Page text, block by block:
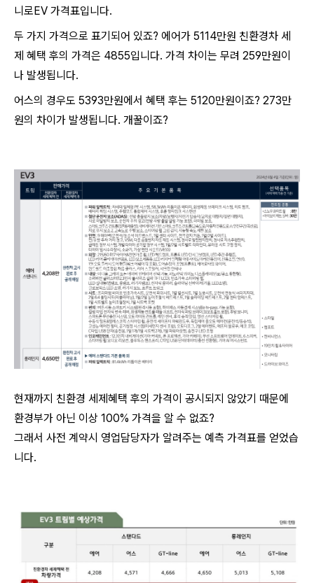
니로EV 가격표입니다.
두 가지 가격으로 표기되어 있죠? 에어가 5114만원 친환경차 세
제 혜택 후의 가격은 4855입니다. 가격 차이는 무려 259만원이
나 발생됩니다.
어스의 경우도 5393만원에서 혜택 후는 5120만원이죠? 273만
원의 차이가 발생됩니다. 개꿀이죠?
현재까지 친환경 세제혜택 후의 가격이 공시되지 않았기 때문에
환경부가 아닌 이상 100% 가격을 알 수 없죠?
그래서 사전 계약시 영업담당자가 알려주는 예측 가격표를 얻었습
니다.